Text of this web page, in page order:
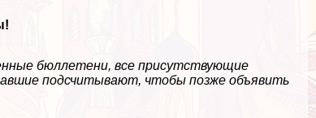
бюллетени, все присутствующие
подсчитывают, чтобы позже объявить